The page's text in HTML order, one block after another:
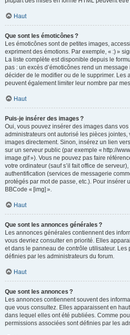
Haut
Que sont les émoticônes ?
Les émoticônes sont de petites images,
expriment des émotions. Par exemple, « :) »
La liste complète est disponible depuis le
pas : un excès d’émoticônes rend un
décider de le modifier ou de le supprimer. Les
peuvent également limiter leur nombre par
Haut
Puis-je insérer des images ?
Oui, vous pouvez insérer des images dans
administrateurs ont autorisé les pièces
images directement. Sinon, insérez un lien
sur un serveur public (par exemple « http://
image.gif »). Vous ne pouvez pas faire
votre ordinateur (sauf s’il fait office de
authentification (services de messagerie
protégés par mot de passe, etc.). Pour insérer
BBCode « [img] ».
Haut
Que sont les annonces générales ?
Les annonces générales contiennent des
vous devriez consulter en priorité. Elles
et dans le panneau de contrôle utilisateur. Les
définies par les administrateurs du forum.
Haut
Que sont les annonces ?
Les annonces contiennent souvent des
que vous consultez. Elles apparaissent en
dans lequel elles ont été publiées. Comme
permissions associées sont définies par les